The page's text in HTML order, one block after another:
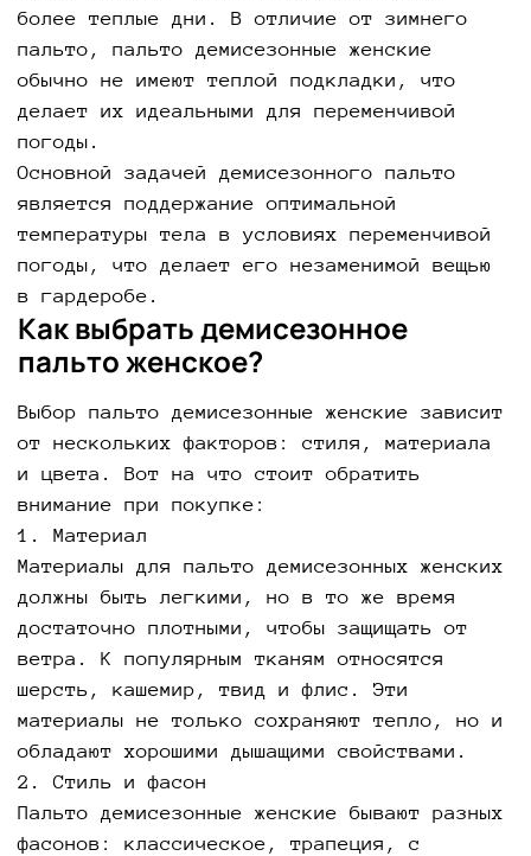
более теплые дни. В отличие от зимнего
пальто, пальто демисезонные женские
обычно не имеют теплой подкладки, что
делает их идеальными для переменчивой
погоды.
Основной задачей демисезонного пальто
является поддержание оптимальной
температуры тела в условиях переменчивой
погоды, что делает его незаменимой вещью
в гардеробе.
Как выбрать демисезонное
пальто женское?
Выбор пальто демисезонные женские зависит
от нескольких факторов: стиля, материала
и цвета. Вот на что стоит обратить
внимание при покупке:
1. Материал
Материалы для пальто демисезонных женских
должны быть легкими, но в то же время
достаточно плотными, чтобы защищать от
ветра. К популярным тканям относятся
шерсть, кашемир, твид и флис. Эти
материалы не только сохраняют тепло, но и
обладают хорошими дышащими свойствами.
2. Стиль и фасон
Пальто демисезонные женские бывают разных
фасонов: классическое, трапеция, с